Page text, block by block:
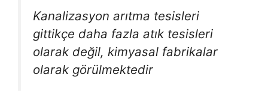
Kanalizasyon arıtma tesisleri
gittikçe daha fazla atık tesisleri
olarak değil, kimyasal fabrikalar
olarak görülmektedir